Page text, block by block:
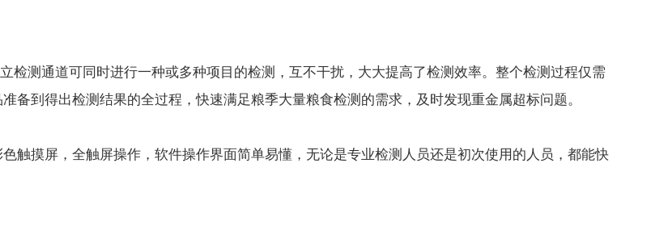
测通道可同时进行一种或多种项目的检测，互不干扰，大大提高了检测效率。整个检测过程仅需
备到得出检测结果的全过程，快速满足粮季大量粮食检测的需求，及时发现重金属超标问题。
摸屏，全触屏操作，软件操作界面简单易懂，无论是专业检测人员还是初次使用的人员，都能快